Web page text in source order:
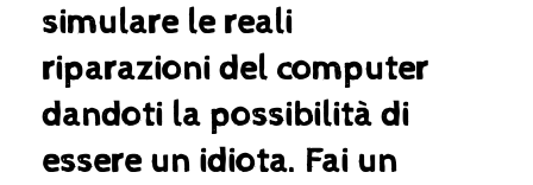
simulare le reali
riparazioni del computer
dandoti la possibilità di
essere un idiota. Fai un